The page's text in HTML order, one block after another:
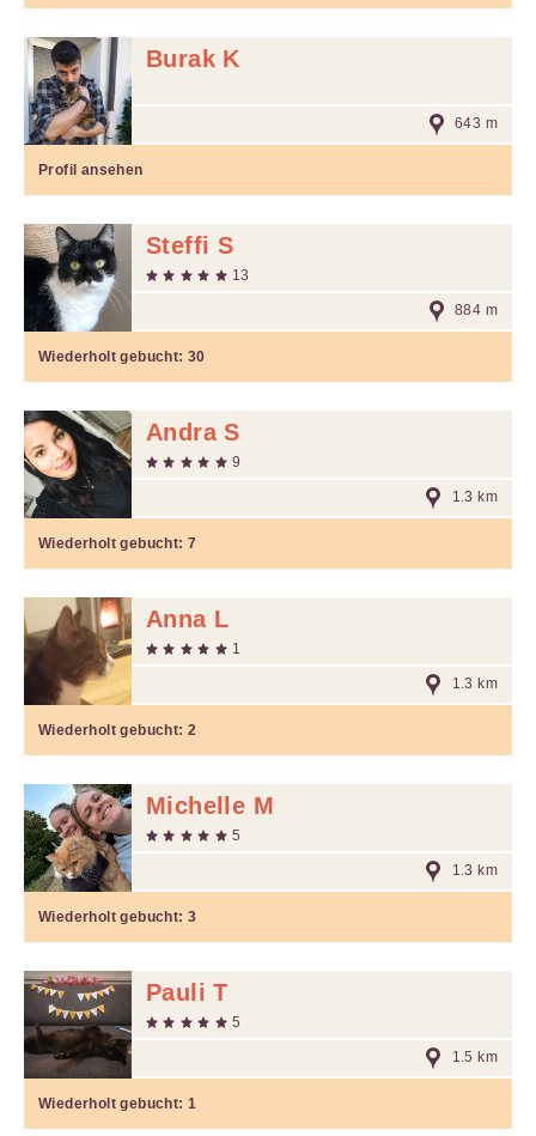
Burak K
643 m
Profil ansehen
Steffi S
13
884 m
Wiederholt gebucht:30
Andra S
9
1.3 km
Wiederholt gebucht:7
Anna L
1
1.3 km
Wiederholt gebucht:2
Michelle M
5
1.3 km
Wiederholt gebucht:3
Pauli T
5
1.5 km
Wiederholt gebucht:1